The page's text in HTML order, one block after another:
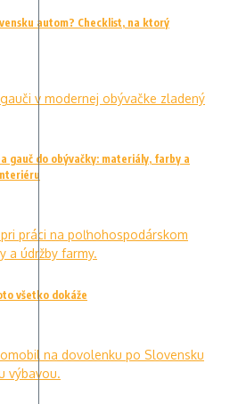
autom? Checklist, na ktorý
gauč do obývačky: materiály, farby a
všetko dokáže